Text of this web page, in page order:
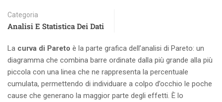
Categoria
Analisi E Statistica Dei Dati
La curva di Pareto è la parte grafica dell’analisi di Pareto: un
diagramma che combina barre ordinate dalla più grande alla più
piccola con una linea che ne rappresenta la percentuale
cumulata, permettendo di individuare a colpo d’occhio le poche
cause che generano la maggior parte degli effetti. È lo